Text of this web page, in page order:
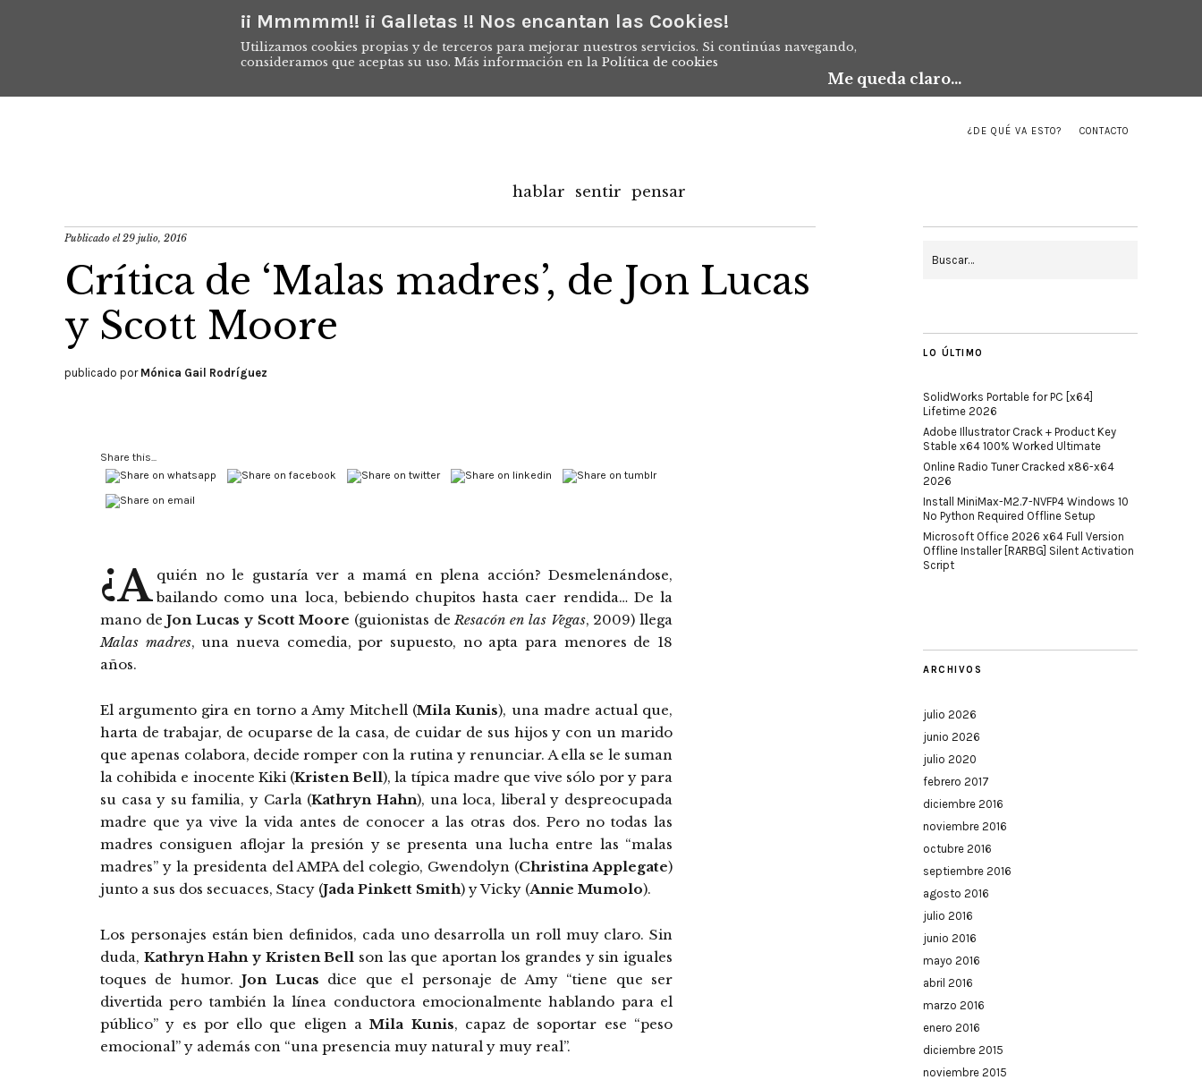
¡¡ Mmmmm!! ¡¡ Galletas !! Nos encantan las Cookies!
Utilizamos cookies propias y de terceros para mejorar nuestros servicios. Si continúas navegando,
consideramos que aceptas su uso. Más información en la Política de cookies
Me queda claro...
¿DE QUÉ VA ESTO? CONTACTO
hablar sentir pensar
Publicado el29 julio, 2016
Crítica de ‘Malas madres’, de Jon Lucas
y Scott Moore
publicado por Mónica Gail Rodríguez
Share this...
¿A quién no le gustaría ver a mamá en plena acción? Desmelenándose,
bailando como una loca, bebiendo chupitos hasta caer rendida… De la
mano deJon Lucas y Scott Moore (guionistas deResacón en las Vegas, 2009) llega
Malas madres, una nueva comedia, por supuesto, no apta para menores de 18
años.
El argumento gira en torno a Amy Mitchell (Mila Kunis), una madre actual que,
harta de trabajar, de ocuparse de la casa, de cuidar de sus hijos y con un marido
que apenas colabora, decide romper con la rutina y renunciar. A ella se le suman
la cohibida e inocente Kiki (Kristen Bell), la típica madre que vive sólo por y para
su casa y su familia, y Carla (Kathryn Hahn), una loca, liberal y despreocupada
madre que ya vive la vida antes de conocer a las otras dos. Pero no todas las
madres consiguen aflojar la presión y se presenta una lucha entre las “malas
madres” y la presidenta del AMPA del colegio, Gwendolyn (Christina Applegate)
junto a sus dos secuaces, Stacy (Jada Pinkett Smith) y Vicky (Annie Mumolo).
Los personajes están bien definidos, cada uno desarrolla un roll muy claro. Sin
duda, Kathryn Hahn y Kristen Bell son las que aportan los grandes y sin iguales
toques de humor.Jon Lucas dice que el personaje de Amy “tiene que ser
divertida pero también la línea conductora emocionalmente hablando para el
público” y es por ello que eligen aMila Kunis, capaz de soportar ese “peso
emocional” y además con “una presencia muy natural y muy real”.
LO ÚLTIMO
SolidWorks Portable for PC [x64]
Lifetime 2026
Adobe Illustrator Crack + Product Key
Stable x64 100% Worked Ultimate
Online Radio Tuner Cracked x86-x64
2026
Install MiniMax-M2.7-NVFP4 Windows 10
No Python Required Offline Setup
Microsoft Office 2026 x64 Full Version
Offline Installer [RARBG] Silent Activation
Script
ARCHIVOS
julio 2026
junio 2026
julio 2020
febrero 2017
diciembre 2016
noviembre 2016
octubre 2016
septiembre 2016
agosto 2016
julio 2016
junio 2016
mayo 2016
abril 2016
marzo 2016
enero 2016
diciembre 2015
noviembre 2015